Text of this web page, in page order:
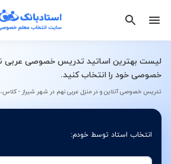
لیست بهترین اساتید تدریس خصوصی عربی
خصوصی خود را انتخاب کنید.
تدریس خصوصی آنلاین و در منزل عربی نهم در شهر شیراز -
انتخاب استاد توسط خودم:
عربی نهم